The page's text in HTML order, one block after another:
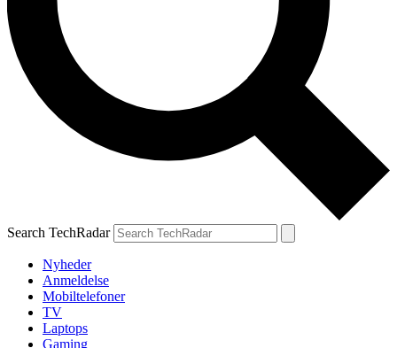
Search TechRadar
Nyheder
Anmeldelse
Mobiltelefoner
TV
Laptops
Gaming